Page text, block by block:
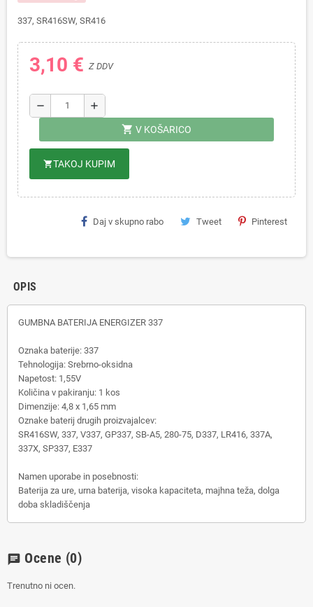
337, SR416SW, SR416
3,10 € Z DDV
remove add
shopping_cart V KOŠARICO
shopping_cartTAKOJ KUPIM
Daj v skupno rabo Tweet Pinterest
OPIS
GUMBNA BATERIJA ENERGIZER 337
Oznaka baterije: 337
Tehnologija: Srebrno-oksidna
Napetost: 1,55V
Količina v pakiranju: 1 kos
Dimenzije: 4,8 x 1,65 mm
Oznake baterij drugih proizvajalcev:
SR416SW, 337, V337, GP337, SB-A5, 280-75, D337, LR416, 337A,
337X, SP337, E337
Namen uporabe in posebnosti:
Baterija za ure, urna baterija, visoka kapaciteta, majhna teža, dolga
doba skladiščenja
chat Ocene (0)
Trenutno ni ocen.